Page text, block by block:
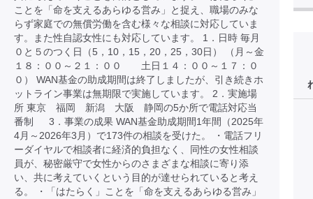
ことを「命を支えるあらゆる営み」と捉え、職場のみな
らず家庭での無償労働を含む様々な相談に対応していま
す。また性自認女性にも対応しています。 1．日時 毎月
０と５のつく日（5，10，15，20，25，30日） （月～金
１８：００～２１：００ 土日１４：００～１７：０
０） WAN基金の助成期間は終了しましたが、引き続きホ
ットライン事業は無期限で実施しています。 2．実施場
所 東京 福岡 新潟 大阪 静岡の5か所で電話対応当
番制 3．事業の成果 WAN基金助成期間1年間（2025年
4月～2026年3月）で173件の相談を受けた。 ・電話フリ
ーダイヤルで相談者に経済的負担なく、同性の女性相談
員が、秘密厳守で女性からのさまざまな相談に寄り添
い、共に考えていくという目的が達せられていると考え
る。 ・「はたらく」ことを「命を支えるあらゆる営み」